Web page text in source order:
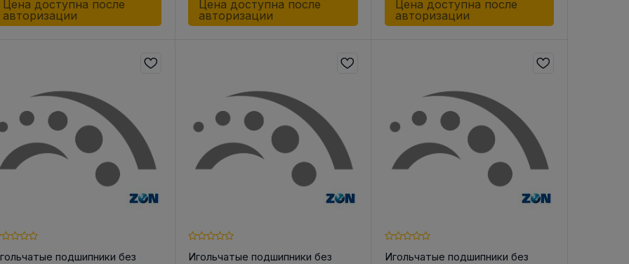
Цена доступна после
авторизации
Цена доступна после
авторизации
Цена доступна после
авторизации
подшипники без
Игольчатые подшипники без
Игольчатые подшипники без